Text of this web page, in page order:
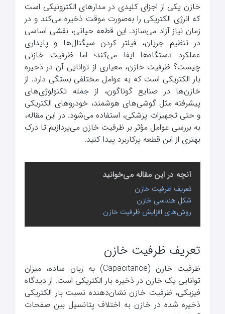
خازن یکی از اجزای کلیدی در مدارهای الکترونیکی است
که انرژی الکتریکی را به‌صورت موقت ذخیره می‌کند و در
زمان نیاز آزاد می‌سازد. این قطعه حیاتی، نقشی اساسی
در تنظیم جریان، فیلتر کردن سیگنال‌ها و پایداری
عملکرد دستگاه‌ها ایفا می‌کند؛ اما ظرفیت خازنی
چیست؟ ظرفیت خازن، معیاری از توانایی آن در ذخیره
بار الکتریکی است که به عوامل مختلفی بستگی دارد. از
خازن‌ها در صنایع گوناگون، از جمله تکنولوژی‌های
پیشرفته مثل گوشی‌های هوشمند، خودروهای الکتریکی
و حتی تجهیزات پزشکی، استفاده می‌شود. در این مقاله،
به بررسی عوامل مؤثر بر ظرفیت خازن می‌پردازیم تا درک
بهتری از این قطعه پرکاربرد پیدا کنید.
آنچه در این مقاله می‌خوانید
تعریف ظرفیت خازن
شکل هندسی خازن
روش‌های افزایش ظرفیت خازن
تعریف ظرفیت خازن
ظرفیت خازن (Capacitance) به زبان ساده، میزان
توانایی یک خازن در ذخیره بار الکتریکی است. از دیدگاه
فیزیکی، ظرفیت خازن نشان‌دهنده نسبت بار الکتریکی
ذخیره شده در خازن به اختلاف پتانسیل بین صفحات